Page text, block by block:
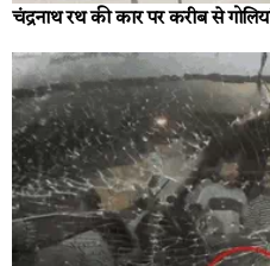
चंद्रनाथ रथ की कार पर करीब से